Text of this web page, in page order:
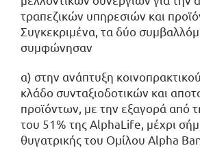
τραπεζικών υπηρεσιών και
Συγκεκριμένα, τα δύο
συμφώνησαν
α) στην ανάπτυξη
κλάδο συνταξιοδοτικών και
προϊόντων, με την εξαγορά από
του 51% της AlphaLife, μέχρι
θυγατρικής του Ομίλου Alpha